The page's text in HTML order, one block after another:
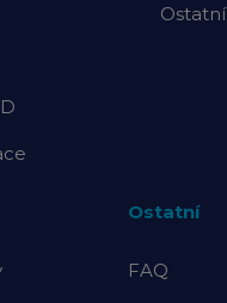
Ostatní
FAQ